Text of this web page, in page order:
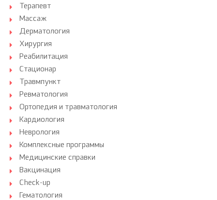
Терапевт
Массаж
Дерматология
Хирургия
Реабилитация
Стационар
Травмпункт
Ревматология
Ортопедия и травматология
Кардиология
Неврология
Комплексные программы
Медицинские справки
Вакцинация
Check-up
Гематология